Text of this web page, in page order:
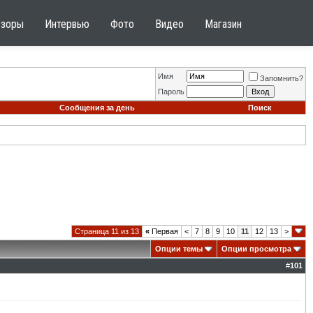
Интервью Фото Видео Магазин
Имя
Запомнить?
Пароль
Сообщения за день Поиск
Страница 11 из 13 « Первая < 7 8 9 10 11 12 13 >
Опции темы
Опции просмотра
#101